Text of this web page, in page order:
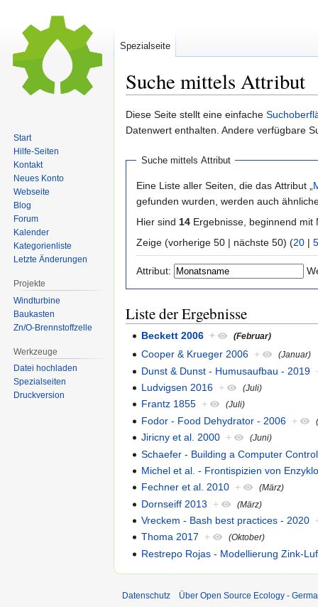
Suche mittels Attribut
Zur
Navigation
Zur
Suche
Diese Seite stellt eine einfache
Datenwert enthalten. Andere verfügbare
Suche mittels Attribut
Eine Liste aller Seiten, die das Attribut „
gefunden wurden, werden auch
Hier sind 14 Ergebnisse, beginnend
Zeige (vorherige 50 | nächste 50) (20 |
Attribut:
Liste der Ergebnisse
Beckett 2006 + (Februar)
Cooper & Krueger 2006 + (Januar)
Dunst & Dunst - Humusaufbau - 2019
Ludvigsen 2016 + (Juli)
Frantz 1855 + (Juli)
Fodor - Food Dehydrator - 2006 +
Jiricny et al. 2000 + (Juni)
Schaefer - Building a Computer
Michel et al. - Frontispizien von
Fechner et al. 2010 + (März)
Dornseiff 2013 + (März)
Vreckem - Bash best practices - 2020
Thoma 2017
+ (Oktober)
Restrepo Rojas - Modellierung Zink-
Spezialseite
Start
Hilfe-Seiten
Kontakt
Neues Konto
Webseite
Blog
Forum
Kalender
Kategorienliste
Letzte Änderungen
Projekte
Windturbine
Baukasten
Zn/O-Brennstoffzelle
Werkzeuge
Datei hochladen
Spezialseiten
Druckversion
Datenschutz Über Open Source Ecology -